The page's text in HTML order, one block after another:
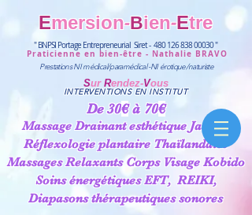
Emersion-Bien-Etre
" BNPSI Portage Entrepreneurial Siret - 480 126 838 00030"
Praticienne en bien-être - Nathalie BRAVO
Prestations NImédical/paramédical-NIérotique/naturiste
Sur Rendez-Vous
INTERVENTIONS EN INSTITUT
De 30€à 70€
Massage Drainant esthétique Jambes
Réflexologie plantaire Thaïlandaise
Massages Relaxants Corps Visage Kobido
Soins énergétiquesEFT,REIKI,
Diapasons thérapeutiques sonores